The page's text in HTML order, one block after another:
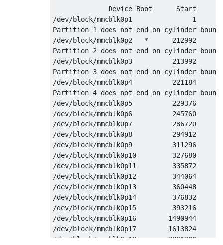
Device Boot      Start
/dev/block/mmcblk0p1               1
Partition 1 does not end on cylinder
/dev/block/mmcblk0p2   *      212992
Partition 2 does not end on cylinder
/dev/block/mmcblk0p3          213992
Partition 3 does not end on cylinder
/dev/block/mmcblk0p4          221184
Partition 4 does not end on cylinder
/dev/block/mmcblk0p5          229376
/dev/block/mmcblk0p6          245760
/dev/block/mmcblk0p7          286720
/dev/block/mmcblk0p8          294912
/dev/block/mmcblk0p9          311296
/dev/block/mmcblk0p10         327680
/dev/block/mmcblk0p11         335872
/dev/block/mmcblk0p12         344064
/dev/block/mmcblk0p13         360448
/dev/block/mmcblk0p14         376832
/dev/block/mmcblk0p15         393216
/dev/block/mmcblk0p16        1490944
/dev/block/mmcblk0p17        1613824
/dev/block/mmcblk0p18        3891200